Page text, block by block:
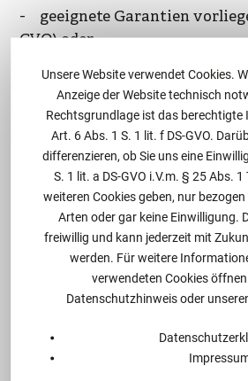
- geeignete Garantien
GVO) oder
- eine Ausnahme für
(Art. 49 DS-GVO).
Der Einsatz von
für Datenübermittlungen in
noch unter Verwendung
Maßnahmen ausreichend,
Prüfung ergeben hat, dass im
kein gleichwertiges
werden kann.
Pfalz stichprobenartige
Unsere Website verwendet Cookies.
Anzeige der Website technisch
Rechtsgrundlage ist das berechtigte
Art. 6 Abs. 1 S. 1 lit. f DS-GVO.
differenzieren, ob Sie uns eine
S. 1 lit. a DS-GVO i.V.m. § 25 Abs.
weiteren Cookies geben, nur
Arten oder gar keine Einwilligung.
freiwillig und kann jederzeit mit
werden. Für weitere
verwendeten Cookies öffnen
Datenschutzhinweis oder